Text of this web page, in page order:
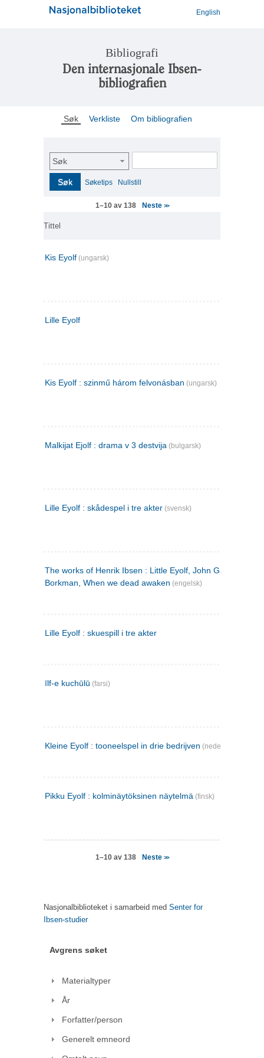
English
Bibliografi
Den internasjonale Ibsen-
bibliografien
Søk Verkliste Om bibliografien
Søk
Søk Søketips Nullstill
1–10 av 138 Neste >>
Tittel
Kis Eyolf (ungarsk)
Lille Eyolf
Kis Eyolf : szinmű három felvonásban (ungarsk)
Malkijat Ejolf : drama v 3 destvija (bulgarsk)
Lille Eyolf : skådespel i tre akter (svensk)
The works of Henrik Ibsen : Little Eyolf, John Gabriel
Borkman, When we dead awaken (engelsk)
Lille Eyolf : skuespill i tre akter
īlf-e kuchūlū (farsi)
Kleine Eyolf : tooneelspel in drie bedrijven (nederlandsk)
Pikku Eyolf : kolminäytöksinen näytelmä (finsk)
1–10 av 138 Neste >>
Nasjonalbiblioteket i samarbeid med Senter for
Ibsen-studier
Avgrens søket
Materialtyper
År
Forfatter/person
Generelt emneord